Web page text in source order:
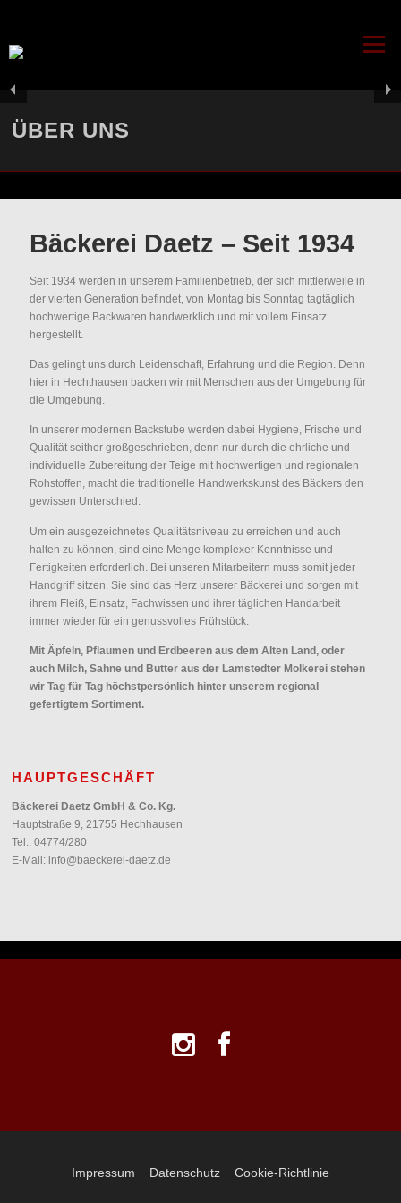
Menü
ÜBER UNS
Bäckerei Daetz – Seit 1934
Seit 1934 werden in unserem Familienbetrieb, der sich mittlerweile in
der vierten Generation befindet, von Montag bis Sonntag tagtäglich
hochwertige Backwaren handwerklich und mit vollem Einsatz
hergestellt.
Das gelingt uns durch Leidenschaft, Erfahrung und die Region. Denn
hier in Hechthausen backen wir mit Menschen aus der Umgebung für
die Umgebung.
In unserer modernen Backstube werden dabei Hygiene, Frische und
Qualität seither großgeschrieben, denn nur durch die ehrliche und
individuelle Zubereitung der Teige mit hochwertigen und regionalen
Rohstoffen, macht die traditionelle Handwerkskunst des Bäckers den
gewissen Unterschied.
Um ein ausgezeichnetes Qualitätsniveau zu erreichen und auch
halten zu können, sind eine Menge komplexer Kenntnisse und
Fertigkeiten erforderlich. Bei unseren Mitarbeitern muss somit jeder
Handgriff sitzen. Sie sind das Herz unserer Bäckerei und sorgen mit
ihrem Fleiß, Einsatz, Fachwissen und ihrer täglichen Handarbeit
immer wieder für ein genussvolles Frühstück.
Mit Äpfeln, Pflaumen und Erdbeeren aus dem Alten Land, oder
auch Milch, Sahne und Butter aus der Lamstedter Molkerei stehen
wir Tag für Tag höchstpersönlich hinter unserem regional
gefertigtem Sortiment.
HAUPTGESCHÄFT
Bäckerei Daetz GmbH & Co. Kg.
Hauptstraße 9, 21755 Hechhausen
Tel.: 04774/280
E-Mail: info@baeckerei-daetz.de
Impressum Datenschutz Cookie-Richtlinie